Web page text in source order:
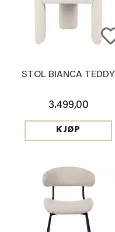
STOL BIANCA TEDDY
3.499,00
KJØP